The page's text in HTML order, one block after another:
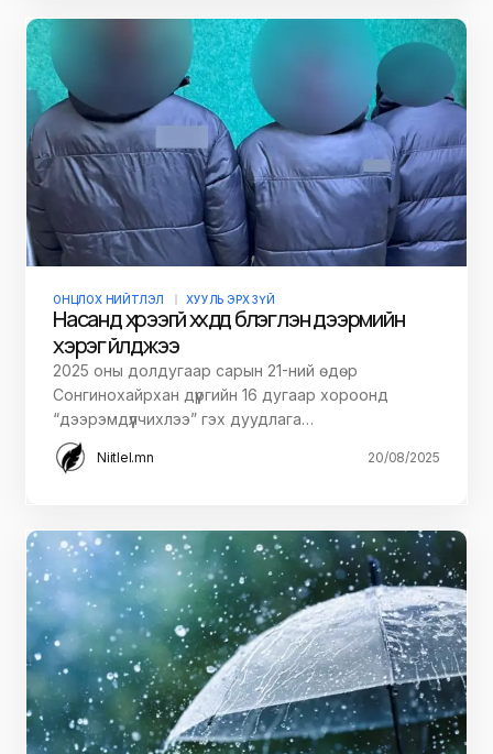
ОНЦЛОХ НИЙТЛЭЛ ХУУЛЬ ЭРХ ЗҮЙ
Насанд хүрээгүй хүүхдүүд бүлэглэн дээрмийн
хэрэг үйлджээ
2025 оны долдугаар сарын 21-ний өдөр
Сонгинохайрхан дүүргийн 16 дугаар хороонд
“дээрэмдүүлчихлээ” гэх дуудлага…
Niitlel.mn 20/08/2025